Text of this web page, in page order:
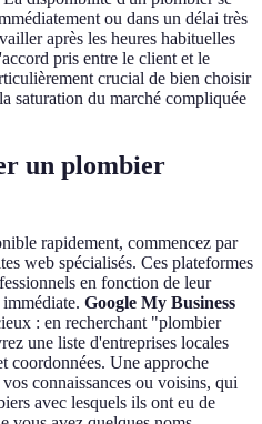
ou dans un délai très
après les heures habituelles
pris entre le client et le
crucial de bien choisir
saturation du marché compliquée
un plombier
rapidement, commencez par
web spécialisés. Ces plateformes
en fonction de leur
Google My Business
: en recherchant "plombier
une liste d'entreprises locales
coordonnées. Une approche
connaissances ou voisins, qui
avec lesquels ils ont eu de